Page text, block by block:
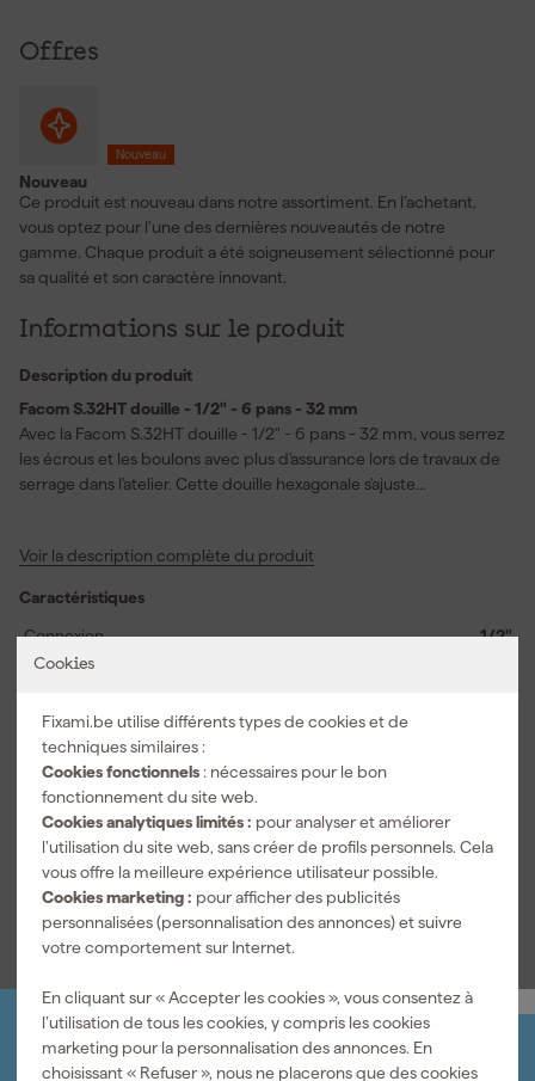
Cookies
Fixami.be utilise différents types de cookies et de
techniques similaires :
Cookies fonctionnels : nécessaires pour le bon
fonctionnement du site web.
Cookies analytiques limités : pour analyser et améliorer
l’utilisation du site web, sans créer de profils personnels. Cela
vous offre la meilleure expérience utilisateur possible.
Cookies marketing : pour afficher des publicités
personnalisées (personnalisation des annonces) et suivre
votre comportement sur Internet.
En cliquant sur « Accepter les cookies », vous consentez à
l’utilisation de tous les cookies, y compris les cookies
marketing pour la personnalisation des annonces. En
choisissant « Refuser », nous ne placerons que des cookies
Offres
Nouveau
Nouveau
Ce produit est nouveau dans notre assortiment. En l’achetant,
vous optez pour l’une des dernières nouveautés de notre
gamme. Chaque produit a été soigneusement sélectionné pour
sa qualité et son caractère innovant.
Informations sur le produit
Description du produit
Facom S.32HT douille - 1/2" - 6 pans - 32 mm
Avec la Facom S.32HT douille - 1/2" - 6 pans - 32 mm, vous serrez
les écrous et les boulons avec plus d'assurance lors de travaux de
serrage dans l'atelier. Cette douille hexagonale s'ajuste
une clé à douille. Le profil OGV® répartit la force plus
sans endommager inutilement l'écrou. Vous le remarquez surtout
sur les fixations fortement grippées, où le contrôle reste
important. La finition chromée brillante donne à la douille un
mécaniques et le montage général, cette douille est un choix
pratique. Vous travaillez plus efficacement parce que
l'ajustement reste précis et que la force est bien transmise. Ainsi,
vous faites de chaque tâche avec des boulons ou des écrous un
Voir la description complète du produit
Caractéristiques
Connexion
1/2"
Entraînement
Taille de la douille
Informations techniques
EAN
Numéro d'article 424191
Voir toutes les caractéristiques
Organisez-le vous-même
Connectez-vous et gérez vos commandes et vos